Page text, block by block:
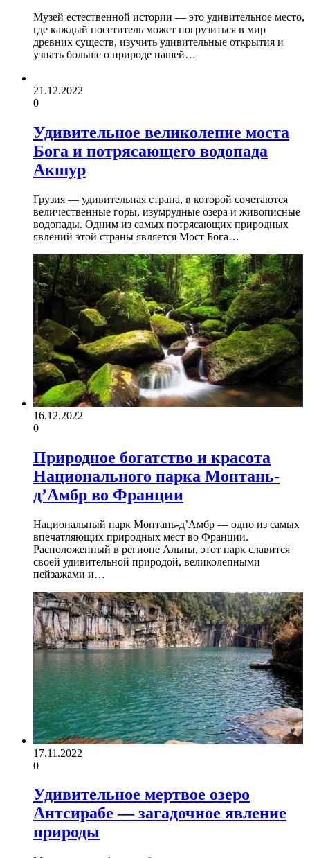
Музей естественной истории — это удивительное место,
где каждый посетитель может погрузиться в мир
древних существ, изучить удивительные открытия и
узнать больше о природе нашей…
21.12.2022
0
Удивительное великолепие моста
Бога и потрясающего водопада
Акшур
Грузия — удивительная страна, в которой сочетаются
величественные горы, изумрудные озера и живописные
водопады. Одним из самых потрясающих природных
явлений этой страны является Мост Бога…
16.12.2022
0
Природное богатство и красота
Национального парка Монтань-
д’Амбр во Франции
Национальный парк Монтань-д’Амбр — одно из самых
впечатляющих природных мест во Франции.
Расположенный в регионе Альпы, этот парк славится
своей удивительной природой, великолепными
пейзажами и…
17.11.2022
0
Удивительное мертвое озеро
Антсирабе — загадочное явление
природы